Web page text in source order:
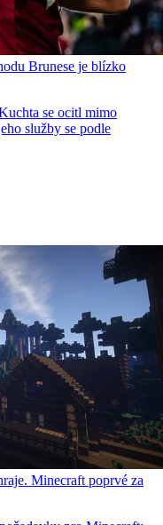
Brunese je blízko
se ocitl mimo
služby se podle
Minecraft poprvé za